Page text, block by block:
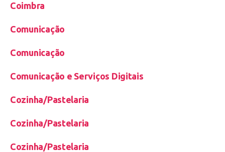
Coimbra
Comunicação
Comunicação
Comunicação e Serviços Digitais
Cozinha/Pastelaria
Cozinha/Pastelaria
Cozinha/Pastelaria